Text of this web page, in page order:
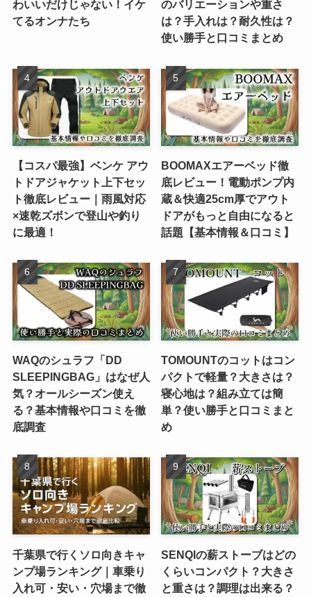
わいいだけじゃない！イケ
てるオンナたち
のバリエーションや重さ
は？手入れは？耐久性は？
使い勝手と口コミまとめ
【コスパ最強】ベンケ アウ
トドアジャケット上下セッ
ト徹底レビュー｜雨風対応
×速乾ズボンで登山や釣り
に最適！
BOOMAXエアーベッド徹
底レビュー！電動ポンプ内
蔵＆快適25cm厚でアウト
ドアがもっと自由になると
話題【基本情報＆口コミ】
WAQのシュラフ「DD
SLEEPINGBAG」はなぜ人
気？オールシーズン使え
る？基本情報や口コミを徹
底調査
TOMOUNTのコットはコン
パクトで軽量？大きさは？
寝心地は？組み立ては簡
単？使い勝手と口コミまと
め
千葉県で行くソロ向きキャ
ンプ場ランキング｜車乗り
入れ可・安い・穴場まで徹
SENQIの薪ストーブはどの
くらいコンパクト？大きさ
と重さは？調理は出来る？